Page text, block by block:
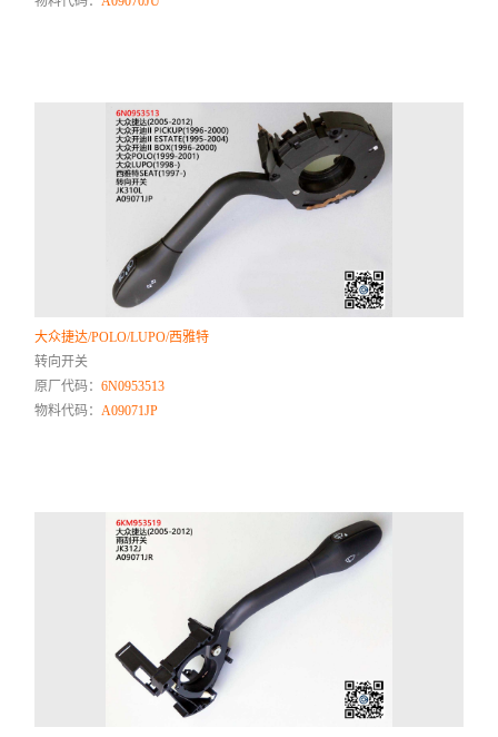
大众捷达/POLO/LUPO/西雅特
转向开关
原厂代码：6N0953513
物料代码：A09071JP